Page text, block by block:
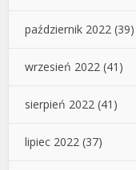
październik 2022 (39)
wrzesień 2022 (41)
sierpień 2022 (41)
lipiec 2022 (37)